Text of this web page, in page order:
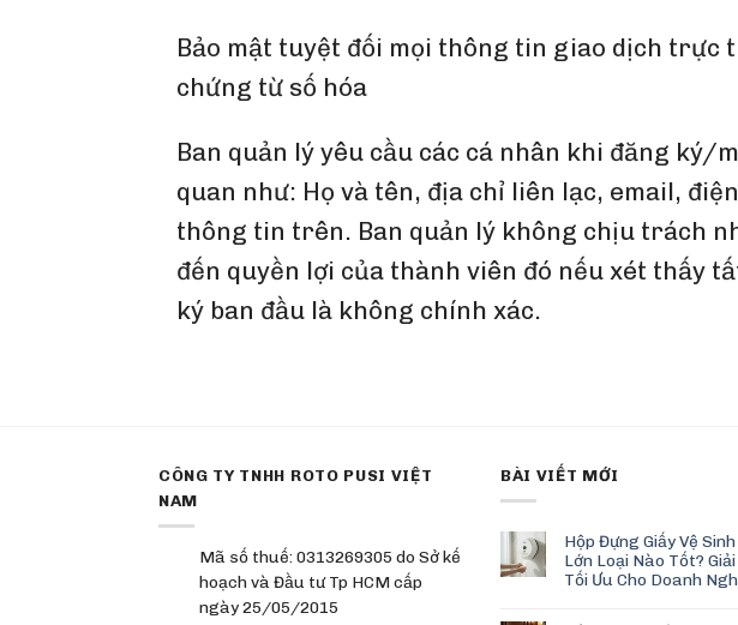
Bảo mật tuyệt đối mọi thông tin giao dịch trực
chứng từ số hóa
Ban quản lý yêu cầu các cá nhân khi đăng ký/
quan như: Họ và tên, địa chỉ liên lạc, email,
thông tin trên. Ban quản lý không chịu trách
đến quyền lợi của thành viên đó nếu xét thấy
ký ban đầu là không chính xác.
CÔNG TY TNHH ROTO PUSI VIỆT
NAM
Mã số thuế: 0313269305 do Sở kế
hoạch và Đầu tư Tp HCM cấp
ngày 25/05/2015
BÀI VIẾT MỚI
Hộp Đựng Giấy Vệ
Lớn Loại Nào Tốt?
Tối Ưu Cho Doanh